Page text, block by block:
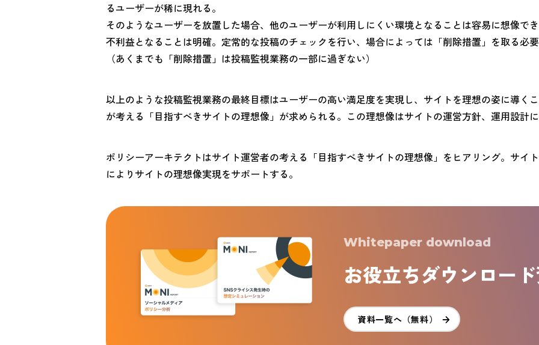
るユーザーが稀に現れる。
そのようなユーザーを放置した場合、他のユーザーが利用しにくい環境となることは容易に想像で
不利益となることは明確。定常的な投稿のチェックを行い、場合によっては「削除措置」を取る必
（あくまでも「削除措置」は投稿監視業務の一部に過ぎない）
以上のような投稿監視業務の最終目標はユーザーの高い満足度を実現し、サイトを理想の姿に導く
が考える「目指すべきサイトの理想像」が求められる。この理想像はサイトの運営方針、運用設計
ポリシーアーキテクトはサイト運営者の考える「目指すべきサイトの理想像」をヒアリング。サイ
によりサイトの理想像実現をサポートする。
Whitepaper download
お役立ちダウンロー
資料一覧へ（無料）